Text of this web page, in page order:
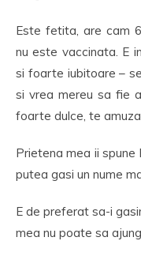
Este fetita, are cam
nu este vaccinata. E
si foarte iubitoare –
si vrea mereu sa fie
foarte dulce, te
Prietena mea ii
putea gasi un nume
E de preferat sa-i
mea nu poate sa